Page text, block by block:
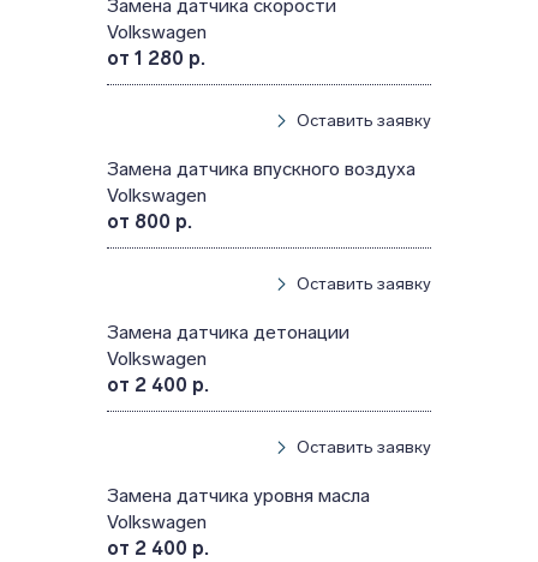
Замена датчика скорости
Volkswagen
от 1 280 р.
Оставить заявку
Замена датчика впускного воздуха
Volkswagen
от 800 р.
Оставить заявку
Замена датчика детонации
Volkswagen
от 2 400 р.
Оставить заявку
Замена датчика уровня масла
Volkswagen
от 2 400 р.